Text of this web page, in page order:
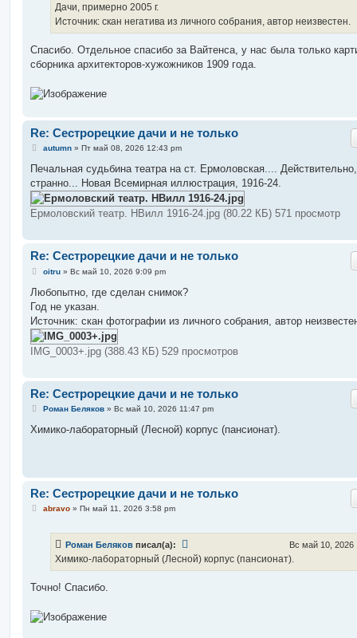
Дачи, примерно 2005 г.
Источник: скан негатива из личного собрания, автор неизвестен.
Спасибо. Отдельное спасибо за Вайтенса, у нас была только
сборника архитекторов-хужожников 1909 года.
Re: Сестрорецкие дачи и не только
С
о
щ
е
н
и
autumn» Пт май 08, 2026 12:43 pm
Печальная судьбина театра на ст. Ермоловская.... Действительно,
странно... Новая Всемирная иллюстрация, 1916-24.
Ермоловский театр. НВилл 1916-24.jpg (80.22 КБ) 571 просмотр
Re: Сестрорецкие дачи и не только
С
о
щ
е
н
и
е
oitru» Вс май 10, 2026 9:09 pm
Любопытно, где сделан снимок?
Год не указан.
Источник: скан фотографии из личного собрания, автор
IMG_0003+.jpg (388.43 КБ) 529 просмотров
Re: Сестрорецкие дачи и не только
С
о
Роман Беляков» Вс май 10, 2026 11:47 pm
Химико-лабораторный (Лесной) корпус (пансионат).
Re: Сестрорецкие дачи и не только
С
е
abravo» Пн май 11, 2026 3:58 pm
Роман Беляков писал(а): Вс май 10, 2026
Химико-лабораторный (Лесной) корпус (пансионат).
Точно! Спасибо.